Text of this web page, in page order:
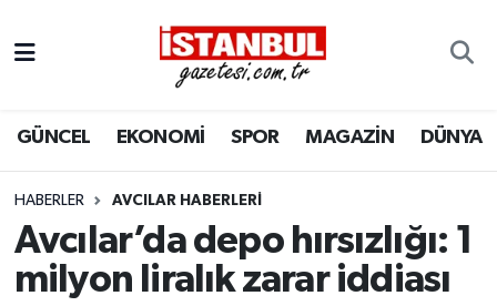
GÜNCEL EKONOMİ SPOR MAGAZİN DÜNYA
HABERLER AVCILAR HABERLERI
Avcılar’da depo hırsızlığı: 1
milyon liralık zarar iddiası
EKONOMİ
İSTANBUL
DÜNYA
Nöbetçi Eczaneler
Hava Durumu
Trafik Durumu
Süper Lig Puan Durumu ve Fikstür